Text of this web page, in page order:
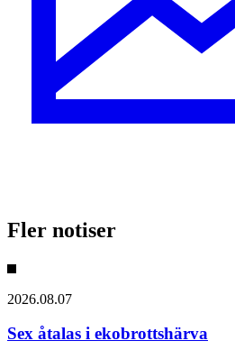
Fler notiser
2026.08.07
Sex åtalas i ekobrottshärva